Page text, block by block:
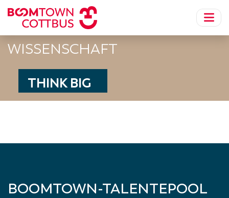
THINK BIG
WISSENSCHAFT
BOOMTOWN-TALENTEPOOL